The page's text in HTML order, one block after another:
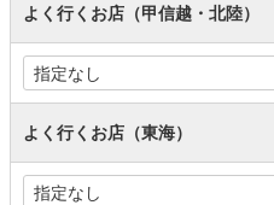
よく行くお店（甲信越・北陸）
よく行くお店（東海）